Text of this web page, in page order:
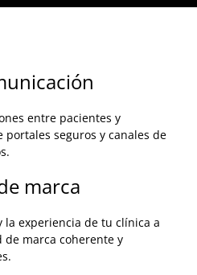
entre pacientes y
portales seguros y canales de
marca
la experiencia de tu clínica a
marca coherente y